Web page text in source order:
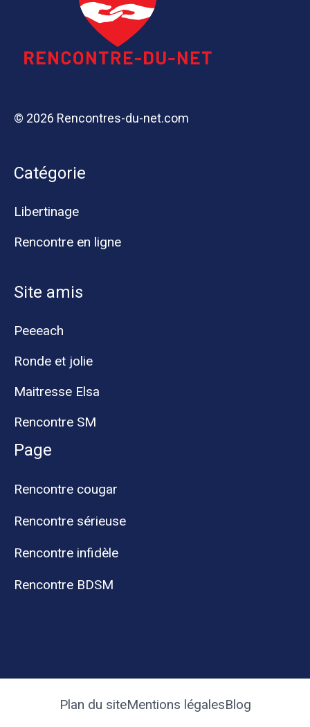
© 2026 Rencontres-du-net.com
Catégorie
Libertinage
Rencontre en ligne
Site amis
Peeeach
Ronde et jolie
Maitresse Elsa
Rencontre SM
Page
Rencontre cougar
Rencontre sérieuse
Rencontre infidèle
Rencontre BDSM
Plan du siteMentions légalesBlog